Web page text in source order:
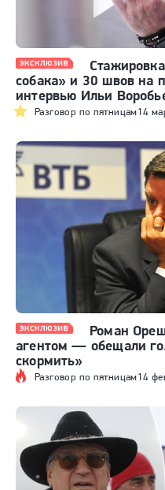
Разговор по пятницам14
собака» и 30 швов на
интервью Ильи
Разговор по пятницам14
Роман
агентом — обещали
скормить»